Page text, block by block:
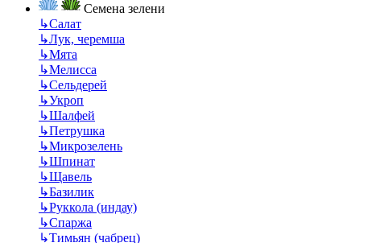
Семена зелени
↳Салат
↳Лук, черемша
↳Мята
↳Мелисса
↳Сельдерей
↳Укроп
↳Шалфей
↳Петрушка
↳Микрозелень
↳Шпинат
↳Щавель
↳Базилик
↳Руккола (индау)
↳Спаржа
↳Тимьян (чабрец)